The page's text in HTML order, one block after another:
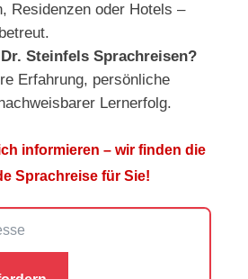
Residenzen oder Hotels –
Steinfels Sprachreisen?
Erfahrung, persönliche
Lernerfolg.
informieren – wir finden die
Sprachreise für Sie!